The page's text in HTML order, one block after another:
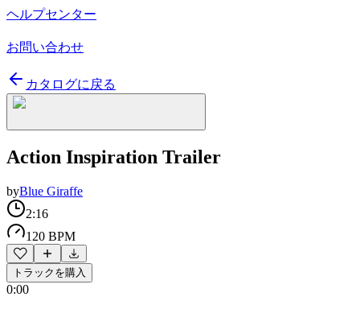
ヘルプセンター
お問い合わせ
カタログに戻る
Action Inspiration Trailer
byBlue Giraffe
2:16
120 BPM
トラックを購入
0:00